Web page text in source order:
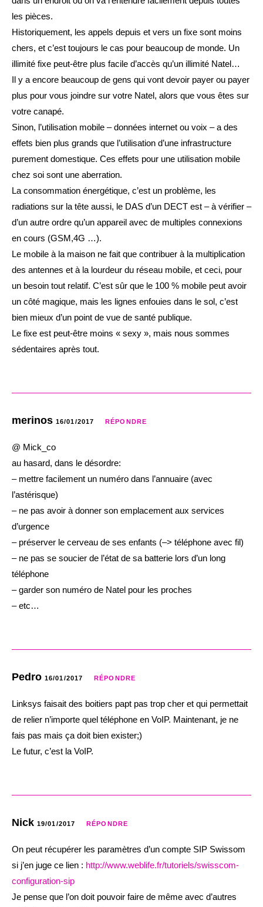
les pièces.
Historiquement, les appels depuis et vers un fixe sont moins
chers, et c’est toujours le cas pour beaucoup de monde. Un
illimité fixe peut-être plus facile d’accès qu’un illimité Natel…
Il y a encore beaucoup de gens qui vont devoir payer ou payer
plus pour vous joindre sur votre Natel, alors que vous êtes sur
votre canapé.
Sinon, l’utilisation mobile – données internet ou voix – a des
effets bien plus grands que l’utilisation d’une infrastructure
purement domestique. Ces effets pour une utilisation mobile
chez soi sont une aberration.
La consommation énergétique, c’est un problème, les
radiations sur la tête aussi, le DAS d’un DECT est – à vérifier –
d’un autre ordre qu’un appareil avec de multiples connexions
en cours (GSM,4G …).
Le mobile à la maison ne fait que contribuer à la multiplication
des antennes et à la lourdeur du réseau mobile, et ceci, pour
un besoin tout relatif. C’est sûr que le 100 % mobile peut avoir
un côté magique, mais les lignes enfouies dans le sol, c’est
bien mieux d’un point de vue de santé publique.
Le fixe est peut-être moins « sexy », mais nous sommes
sédentaires après tout.
merinos 16/01/2017 RÉPONDRE
@ Mick_co
au hasard, dans le désordre:
– mettre facilement un numéro dans l’annuaire (avec
l’astérisque)
– ne pas avoir à donner son emplacement aux services
d’urgence
– préserver le cerveau de ses enfants (–> téléphone avec fil)
– ne pas se soucier de l’état de sa batterie lors d’un long
téléphone
– garder son numéro de Natel pour les proches
– etc…
Pedro 16/01/2017 RÉPONDRE
Linksys faisait des boitiers papt pas trop cher et qui permettait
de relier n’importe quel téléphone en VoIP. Maintenant, je ne
fais pas mais ça doit bien exister;)
Le futur, c’est la VoIP.
Nick 19/01/2017 RÉPONDRE
On peut récupérer les paramètres d’un compte SIP Swissom
si j’en juge ce lien : http://www.weblife.fr/tutoriels/swisscom-
configuration-sip
Je pense que l’on doit pouvoir faire de même avec d’autres